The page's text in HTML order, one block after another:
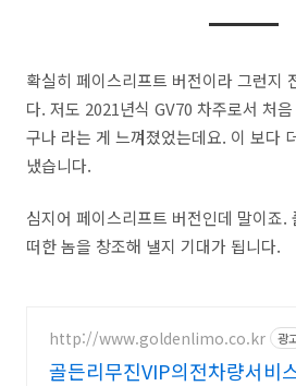
확실히 페이스리프트 버전이라 그런지
다. 저도 2021년식 GV70 차주로서 처
구나 라는 게 느껴졌었는데요. 이 보다
냈습니다.
심지어 페이스리프트 버전인데 말이죠.
떠한 놈을 창조해 낼지 기대가 됩니다.
http://www.goldenlimo.co.kr 광
골든리무진VIP의전차량서비